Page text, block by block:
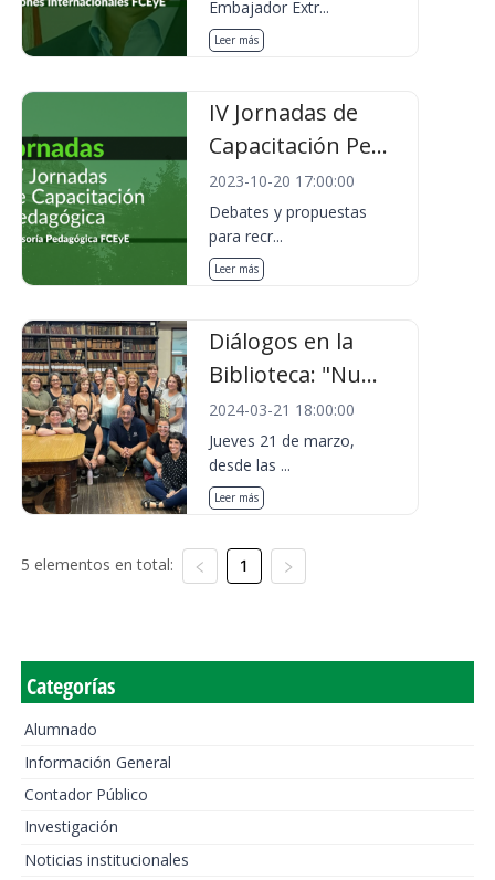
Embajador Extr...
Leer más
IV Jornadas de
Capacitación Pe...
2023-10-20 17:00:00
Debates y propuestas
para recr...
Leer más
Diálogos en la
Biblioteca: "Nu...
2024-03-21 18:00:00
Jueves 21 de marzo,
desde las ...
Leer más
5 elementos en total: 1
Categorías
Alumnado
Información General
Contador Público
Investigación
Noticias institucionales